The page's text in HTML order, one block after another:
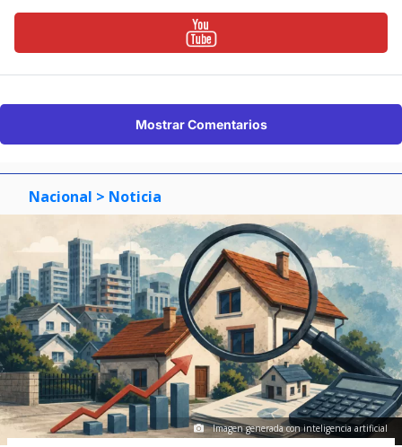
Mostrar Comentarios
Nacional > Noticia
Imagen generada con inteligencia artificial